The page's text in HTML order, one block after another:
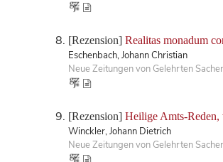
[Rezension] Realitas monadum
Eschenbach, Johann Christian
Neue Zeitungen von Gelehrten
[Rezension] Heilige Amts-Reden,
Winckler, Johann Dietrich
Neue Zeitungen von Gelehrten